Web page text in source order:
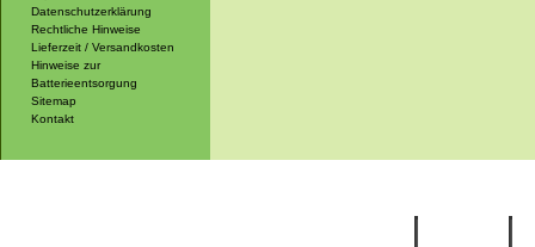
Datenschutzerklärung
Rechtliche Hinweise
Lieferzeit / Versandkosten
Hinweise zur
Batterieentsorgung
Sitemap
Kontakt